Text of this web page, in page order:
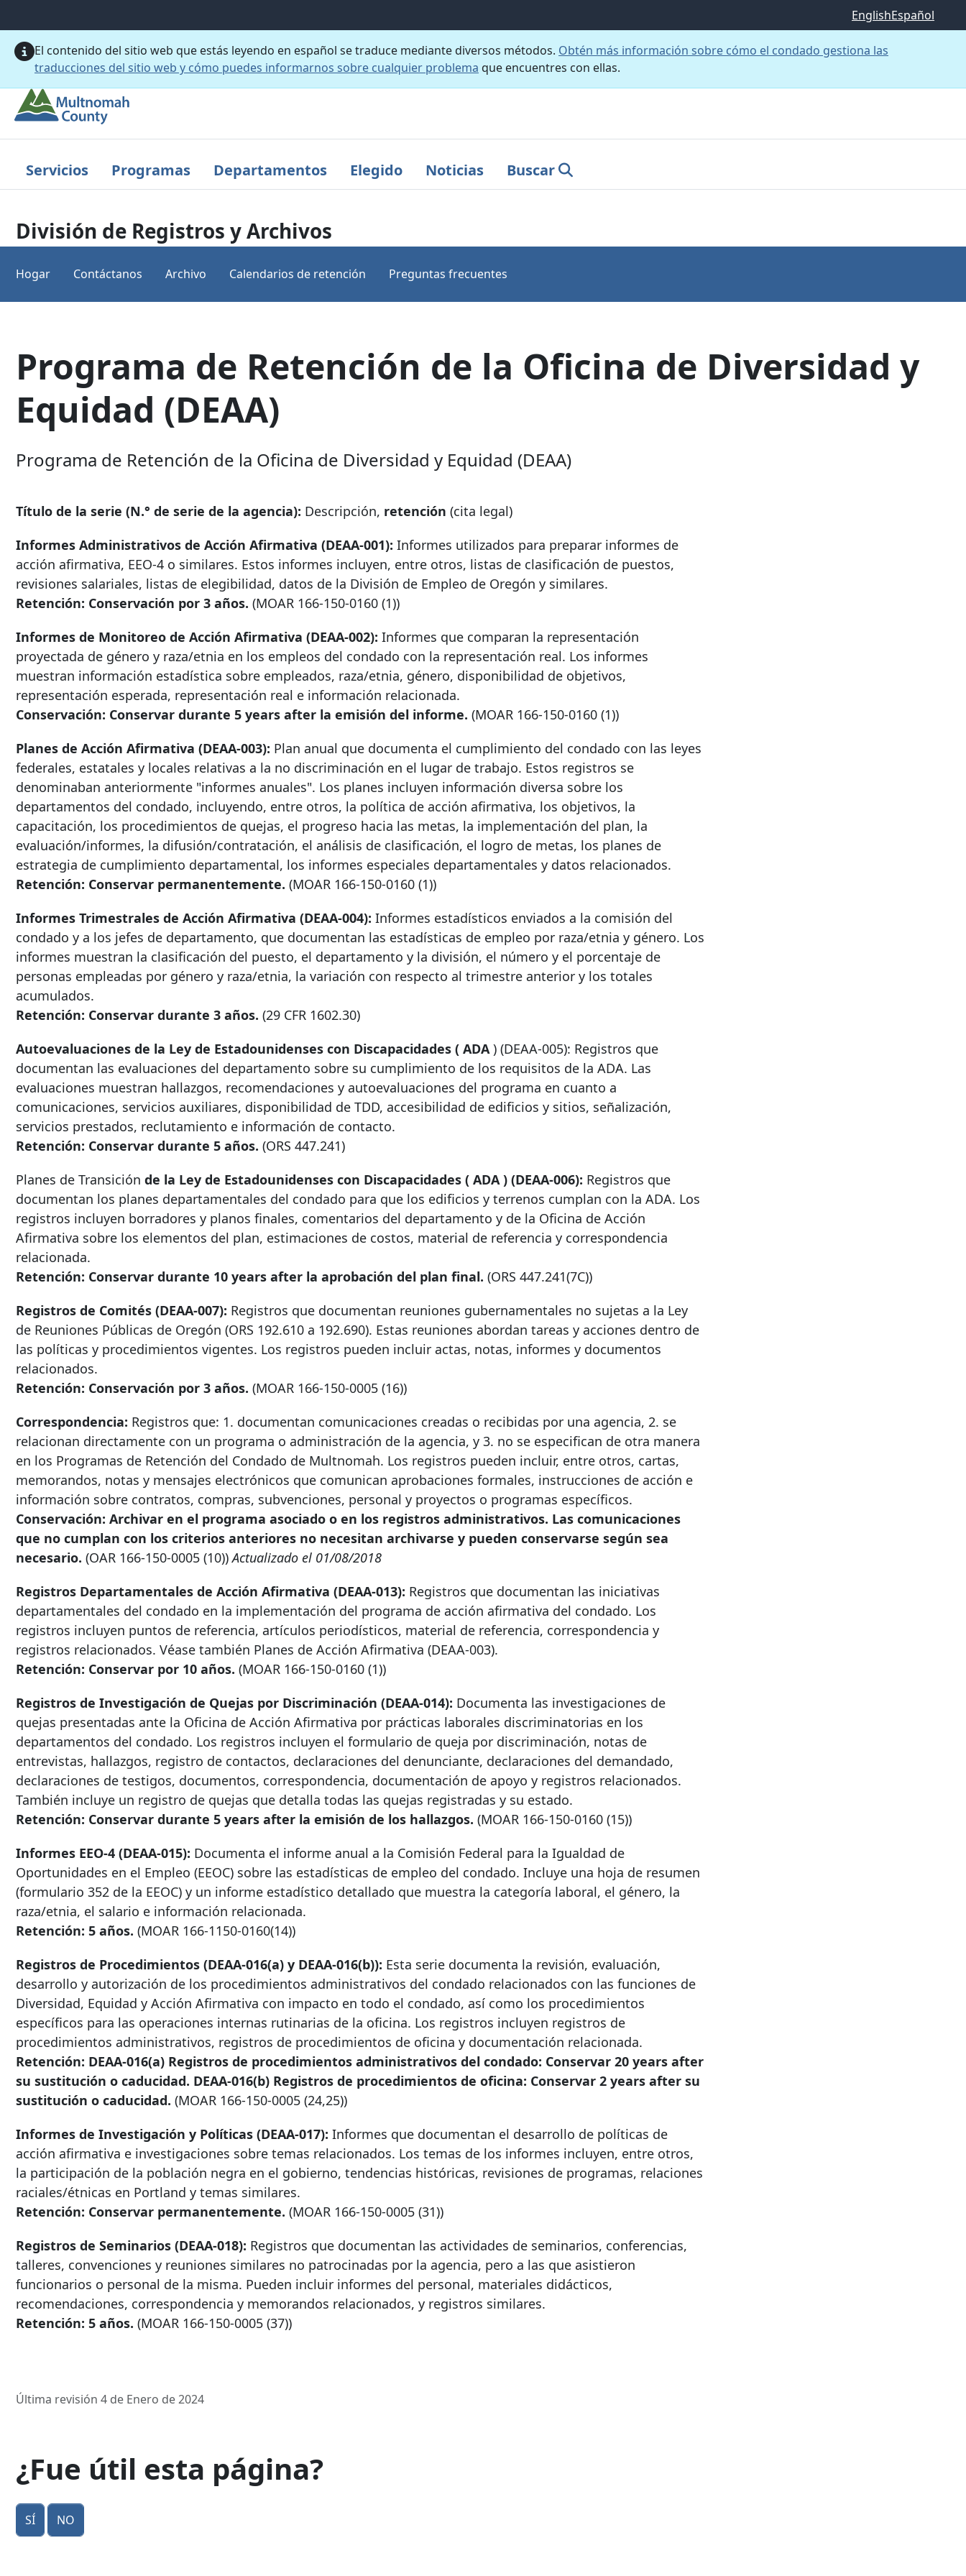
EnglishEspañol
El contenido del sitio web que estás leyendo en español se traduce mediante diversos métodos. Obtén más información sobre cómo el condado gestiona las
traducciones del sitio web y cómo puedes informarnos sobre cualquier problema que encuentres con ellas.
Servicios Programas Departamentos Elegido Noticias Buscar
División de Registros y Archivos
Hogar Contáctanos Archivo Calendarios de retención Preguntas frecuentes
Programa de Retención de la Oficina de Diversidad y
Equidad (DEAA)
Programa de Retención de la Oficina de Diversidad y Equidad (DEAA)
Título de la serie (N.° de serie de la agencia): Descripción, retención (cita legal)
Informes Administrativos de Acción Afirmativa (DEAA-001): Informes utilizados para preparar informes de
acción afirmativa, EEO-4 o similares. Estos informes incluyen, entre otros, listas de clasificación de puestos,
revisiones salariales, listas de elegibilidad, datos de la División de Empleo de Oregón y similares.
Retención: Conservación por 3 años. (MOAR 166-150-0160 (1))
Informes de Monitoreo de Acción Afirmativa (DEAA-002): Informes que comparan la representación
proyectada de género y raza/etnia en los empleos del condado con la representación real. Los informes
muestran información estadística sobre empleados, raza/etnia, género, disponibilidad de objetivos,
representación esperada, representación real e información relacionada.
Conservación: Conservar durante 5 years after la emisión del informe. (MOAR 166-150-0160 (1))
Planes de Acción Afirmativa (DEAA-003): Plan anual que documenta el cumplimiento del condado con las leyes
federales, estatales y locales relativas a la no discriminación en el lugar de trabajo. Estos registros se
denominaban anteriormente "informes anuales". Los planes incluyen información diversa sobre los
departamentos del condado, incluyendo, entre otros, la política de acción afirmativa, los objetivos, la
capacitación, los procedimientos de quejas, el progreso hacia las metas, la implementación del plan, la
evaluación/informes, la difusión/contratación, el análisis de clasificación, el logro de metas, los planes de
estrategia de cumplimiento departamental, los informes especiales departamentales y datos relacionados.
Retención: Conservar permanentemente. (MOAR 166-150-0160 (1))
Informes Trimestrales de Acción Afirmativa (DEAA-004): Informes estadísticos enviados a la comisión del
condado y a los jefes de departamento, que documentan las estadísticas de empleo por raza/etnia y género. Los
informes muestran la clasificación del puesto, el departamento y la división, el número y el porcentaje de
personas empleadas por género y raza/etnia, la variación con respecto al trimestre anterior y los totales
acumulados.
Retención: Conservar durante 3 años. (29 CFR 1602.30)
Autoevaluaciones de la Ley de Estadounidenses con Discapacidades ( ADA) (DEAA-005): Registros que
documentan las evaluaciones del departamento sobre su cumplimiento de los requisitos de la ADA. Las
evaluaciones muestran hallazgos, recomendaciones y autoevaluaciones del programa en cuanto a
comunicaciones, servicios auxiliares, disponibilidad de TDD, accesibilidad de edificios y sitios, señalización,
servicios prestados, reclutamiento e información de contacto.
Retención: Conservar durante 5 años. (ORS 447.241)
Planes de Transición de la Ley de Estadounidenses con Discapacidades ( ADA ) (DEAA-006): Registros que
documentan los planes departamentales del condado para que los edificios y terrenos cumplan con la ADA. Los
registros incluyen borradores y planos finales, comentarios del departamento y de la Oficina de Acción
Afirmativa sobre los elementos del plan, estimaciones de costos, material de referencia y correspondencia
relacionada.
Retención: Conservar durante 10 years after la aprobación del plan final. (ORS 447.241(7C))
Registros de Comités (DEAA-007): Registros que documentan reuniones gubernamentales no sujetas a la Ley
de Reuniones Públicas de Oregón (ORS 192.610 a 192.690). Estas reuniones abordan tareas y acciones dentro de
las políticas y procedimientos vigentes. Los registros pueden incluir actas, notas, informes y documentos
relacionados.
Retención: Conservación por 3 años. (MOAR 166-150-0005 (16))
Correspondencia: Registros que: 1. documentan comunicaciones creadas o recibidas por una agencia, 2. se
relacionan directamente con un programa o administración de la agencia, y 3. no se especifican de otra manera
en los Programas de Retención del Condado de Multnomah. Los registros pueden incluir, entre otros, cartas,
memorandos, notas y mensajes electrónicos que comunican aprobaciones formales, instrucciones de acción e
información sobre contratos, compras, subvenciones, personal y proyectos o programas específicos.
Conservación: Archivar en el programa asociado o en los registros administrativos. Las comunicaciones
que no cumplan con los criterios anteriores no necesitan archivarse y pueden conservarse según sea
necesario. (OAR 166-150-0005 (10))Actualizado el 01/08/2018
Registros Departamentales de Acción Afirmativa (DEAA-013): Registros que documentan las iniciativas
departamentales del condado en la implementación del programa de acción afirmativa del condado. Los
registros incluyen puntos de referencia, artículos periodísticos, material de referencia, correspondencia y
registros relacionados. Véase también Planes de Acción Afirmativa (DEAA-003).
Retención: Conservar por 10 años. (MOAR 166-150-0160 (1))
Registros de Investigación de Quejas por Discriminación (DEAA-014): Documenta las investigaciones de
quejas presentadas ante la Oficina de Acción Afirmativa por prácticas laborales discriminatorias en los
departamentos del condado. Los registros incluyen el formulario de queja por discriminación, notas de
entrevistas, hallazgos, registro de contactos, declaraciones del denunciante, declaraciones del demandado,
declaraciones de testigos, documentos, correspondencia, documentación de apoyo y registros relacionados.
También incluye un registro de quejas que detalla todas las quejas registradas y su estado.
Retención: Conservar durante 5 years after la emisión de los hallazgos. (MOAR 166-150-0160 (15))
Informes EEO-4 (DEAA-015): Documenta el informe anual a la Comisión Federal para la Igualdad de
Oportunidades en el Empleo (EEOC) sobre las estadísticas de empleo del condado. Incluye una hoja de resumen
(formulario 352 de la EEOC) y un informe estadístico detallado que muestra la categoría laboral, el género, la
raza/etnia, el salario e información relacionada.
Retención: 5 años. (MOAR 166-1150-0160(14))
Registros de Procedimientos (DEAA-016(a) y DEAA-016(b)): Esta serie documenta la revisión, evaluación,
desarrollo y autorización de los procedimientos administrativos del condado relacionados con las funciones de
Diversidad, Equidad y Acción Afirmativa con impacto en todo el condado, así como los procedimientos
específicos para las operaciones internas rutinarias de la oficina. Los registros incluyen registros de
procedimientos administrativos, registros de procedimientos de oficina y documentación relacionada.
Retención: DEAA-016(a) Registros de procedimientos administrativos del condado: Conservar 20 years after
su sustitución o caducidad. DEAA-016(b) Registros de procedimientos de oficina: Conservar 2 years after su
sustitución o caducidad. (MOAR 166-150-0005 (24,25))
Informes de Investigación y Políticas (DEAA-017): Informes que documentan el desarrollo de políticas de
acción afirmativa e investigaciones sobre temas relacionados. Los temas de los informes incluyen, entre otros,
la participación de la población negra en el gobierno, tendencias históricas, revisiones de programas, relaciones
raciales/étnicas en Portland y temas similares.
Retención: Conservar permanentemente. (MOAR 166-150-0005 (31))
Registros de Seminarios (DEAA-018): Registros que documentan las actividades de seminarios, conferencias,
talleres, convenciones y reuniones similares no patrocinadas por la agencia, pero a las que asistieron
funcionarios o personal de la misma. Pueden incluir informes del personal, materiales didácticos,
recomendaciones, correspondencia y memorandos relacionados, y registros similares.
Retención: 5 años. (MOAR 166-150-0005 (37))
Última revisión 4 de Enero de 2024
¿Fue útil esta página?
Sí No